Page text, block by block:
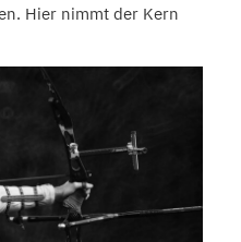
Hier nimmt der Kern